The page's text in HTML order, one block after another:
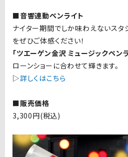
■音響連動ペンライト
ナイター期間でしか味わえないス
をぜひご体感ください！
「ツエーゲン金沢 ミュージックペンラ
ローンショーに合わせて輝きます。
▷詳しくはこちら
■販売価格
3,300円(税込)